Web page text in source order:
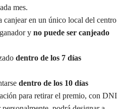
mes.
canjear en un único local del centro
y no puede ser canjeado
dentro de los 7 días
dentro de los 10 días
para retirar el premio, con DNI